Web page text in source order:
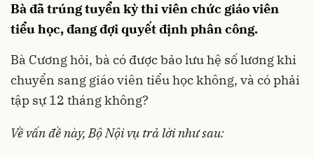
Bà đã trúng tuyển kỳ thi viên chức giáo viên
tiểu học, đang đợi quyết định phân công.
Bà Cương hỏi, bà có được bảo lưu hệ số lương khi
chuyển sang giáo viên tiểu học không, và có phải
tập sự 12 tháng không?
Về vấn đề này, Bộ Nội vụ trả lời như sau: